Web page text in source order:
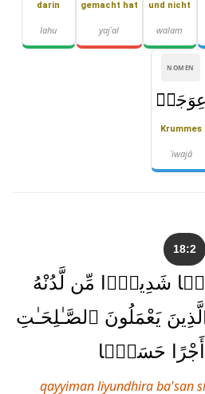
und nicht
walam
gemacht hat
yajʿal
darin
lahu
NOMEN
عِوَجَاۜ
Krummes
ʿiwajā
18:2
شَدِيدًۭا مِّن لَّدُنْهُ
يَعْمَلُونَ ٱلصَّـٰلِحَـٰتِ
أَجْرًا حَسَنًۭا
qayyiman liyundhira ba'san